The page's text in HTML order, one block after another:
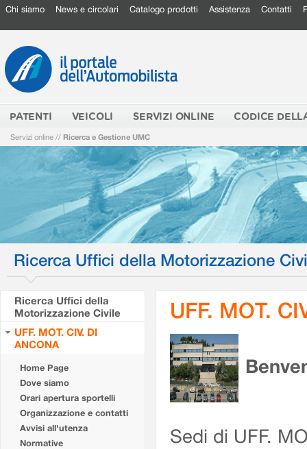
Chi siamo News e circolari Catalogo prodotti Assistenza Contatti
PATENTI VEICOLI SERVIZI ONLINE CODICE
Servizi online // Ricerca e Gestione UMC
Ricerca Uffici della Motorizzazione
Ricerca Uffici della
Motorizzazione Civile
UFF. MOT. CIV. DI
ANCONA
Home Page
Dove siamo
Orari apertura sportelli
Organizzazione e contatti
Avvisi all'utenza
Normative
UFF. MOT.
Sedi di UFF.